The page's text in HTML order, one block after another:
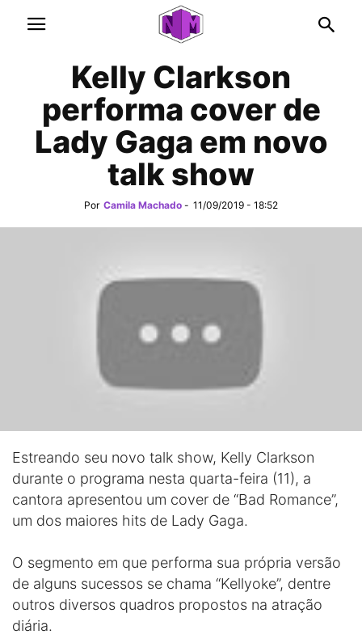
Kelly Clarkson
performa cover de
Lady Gaga em novo
talk show
Por Camila Machado - 11/09/2019 - 18:52
Estreando seu novo talk show, Kelly Clarkson
durante o programa nesta quarta-feira (11), a
cantora apresentou um cover de “Bad Romance”,
um dos maiores hits de Lady Gaga.
O segmento em que performa sua própria versão
de alguns sucessos se chama “Kellyoke”, dentre
outros diversos quadros propostos na atração
diária.